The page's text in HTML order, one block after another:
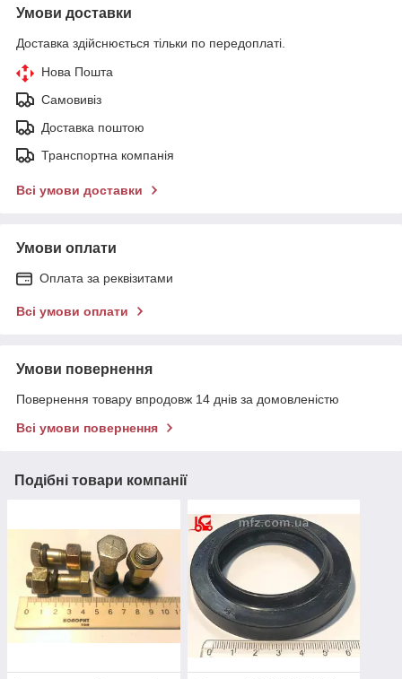
Умови доставки
Доставка здійснюється тільки по передоплаті.
Нова Пошта
Самовивіз
Доставка поштою
Транспортна компанія
Всі умови доставки
Умови оплати
Оплата за реквізитами
Всі умови оплати
Умови повернення
Повернення товару впродовж 14 днів за домовленістю
Всі умови повернення
Подібні товари компанії